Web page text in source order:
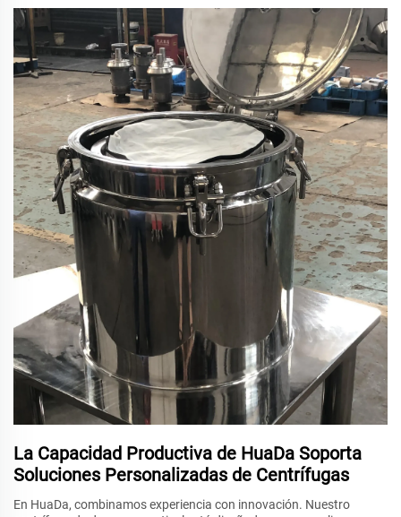
La Capacidad Productiva de HuaDa Soporta
Soluciones Personalizadas de Centrífugas
En HuaDa, combinamos experiencia con innovación. Nuestro